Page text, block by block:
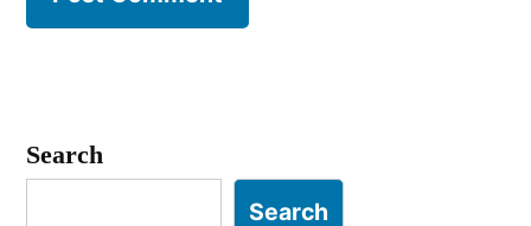
Search
Search